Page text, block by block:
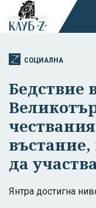
СОЦИАЛНА
Бедствие
да
Янтра достигна